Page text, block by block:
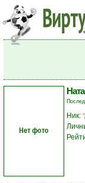
Нет фото
Ник: